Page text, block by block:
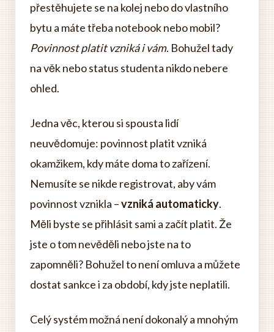
přestěhujete se na kolej nebo do vlastního
bytu a máte třeba notebook nebo mobil?
Povinnost platit vzniká i vám. Bohužel tady
na věk nebo status studenta nikdo nebere
ohled.
Jedna věc, kterou si spousta lidí
neuvědomuje: povinnost platit vzniká
okamžikem, kdy máte doma to zařízení.
Nemusíte se nikde registrovat, aby vám
povinnost vznikla –vzniká automaticky.
Měli byste se přihlásit sami a začít platit. Že
jste o tom nevěděli nebo jste na to
zapomněli? Bohužel to není omluva a můžete
dostat sankce i za období, kdy jste neplatili.
Celý systém možná není dokonalý a mnohým